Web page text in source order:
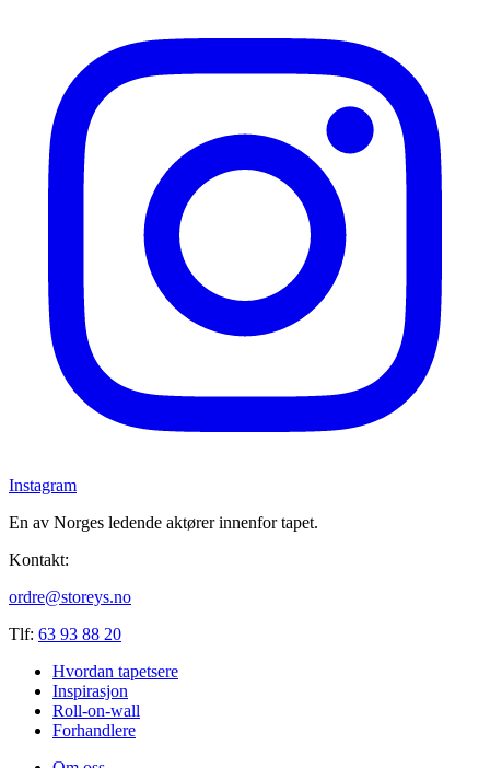
Instagram
En av Norges ledende aktører innenfor tapet.
Kontakt:
ordre@storeys.no
Tlf: 63 93 88 20
Hvordan tapetsere
Inspirasjon
Roll-on-wall
Forhandlere